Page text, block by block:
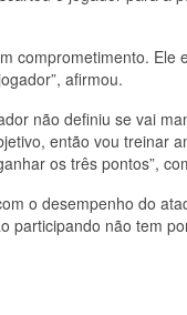
comprometimento.
afirmou.
não definiu se vai
então vou treinar
os três pontos”,
o desempenho do
participando não tem